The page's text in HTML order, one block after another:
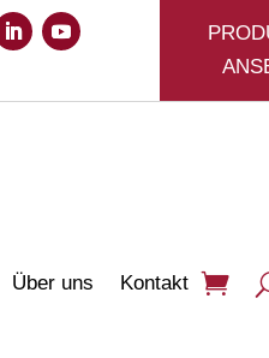
Über uns Kontakt